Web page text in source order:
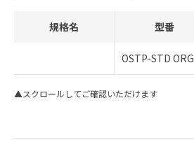
規格名 型番
OSTP-STD ORG
▲スクロールしてご確認いただけます